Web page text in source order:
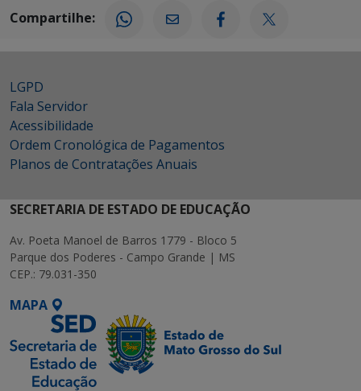
Compartilhe:
LGPD
Fala Servidor
Acessibilidade
Ordem Cronológica de Pagamentos
Planos de Contratações Anuais
SECRETARIA DE ESTADO DE EDUCAÇÃO
Av. Poeta Manoel de Barros 1779 - Bloco 5
Parque dos Poderes - Campo Grande | MS
CEP.: 79.031-350
MAPA